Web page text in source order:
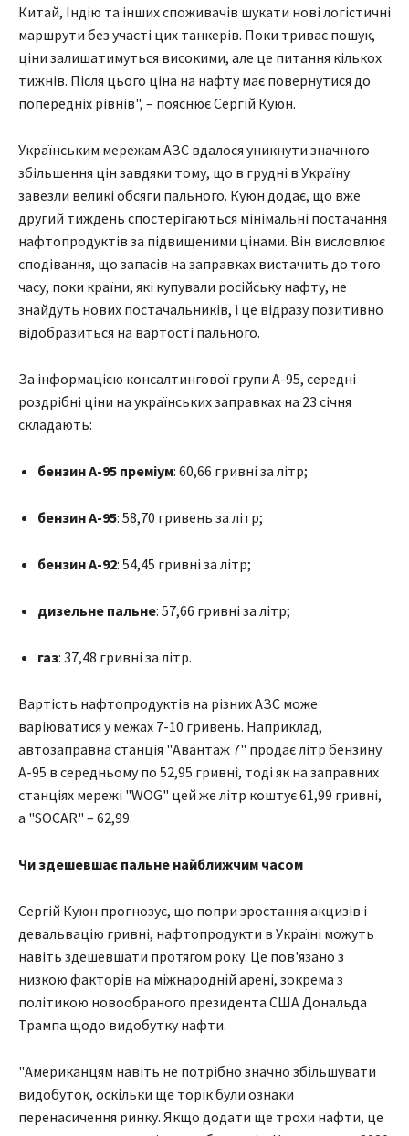
Китай, Індію та інших споживачів шукати нові логістичні
маршрути без участі цих танкерів. Поки триває пошук,
ціни залишатимуться високими, але це питання кількох
тижнів. Після цього ціна на нафту має повернутися до
попередніх рівнів", – пояснює Сергій Куюн.
Українським мережам АЗС вдалося уникнути значного
збільшення цін завдяки тому, що в грудні в Україну
завезли великі обсяги пального. Куюн додає, що вже
другий тиждень спостерігаються мінімальні постачання
нафтопродуктів за підвищеними цінами. Він висловлює
сподівання, що запасів на заправках вистачить до того
часу, поки країни, які купували російську нафту, не
знайдуть нових постачальників, і це відразу позитивно
відобразиться на вартості пального.
За інформацією консалтингової групи А-95, середні
роздрібні ціни на українських заправках на 23 січня
складають:
бензин А-95 преміум: 60,66 гривні за літр;
бензин А-95: 58,70 гривень за літр;
бензин А-92: 54,45 гривні за літр;
дизельне пальне: 57,66 гривні за літр;
газ: 37,48 гривні за літр.
Вартість нафтопродуктів на різних АЗС може
варіюватися у межах 7-10 гривень. Наприклад,
автозаправна станція "Авантаж 7" продає літр бензину
А-95 в середньому по 52,95 гривні, тоді як на заправних
станціях мережі "WOG" цей же літр коштує 61,99 гривні,
а "SOCAR" – 62,99.
Чи здешевшає пальне найближчим часом
Сергій Куюн прогнозує, що попри зростання акцизів і
девальвацію гривні, нафтопродукти в Україні можуть
навіть здешевшати протягом року. Це пов'язано з
низкою факторів на міжнародній арені, зокрема з
політикою новообраного президента США Дональда
Трампа щодо видобутку нафти.
"Американцям навіть не потрібно значно збільшувати
видобуток, оскільки ще торік були ознаки
перенасичення ринку. Якщо додати ще трохи нафти, це